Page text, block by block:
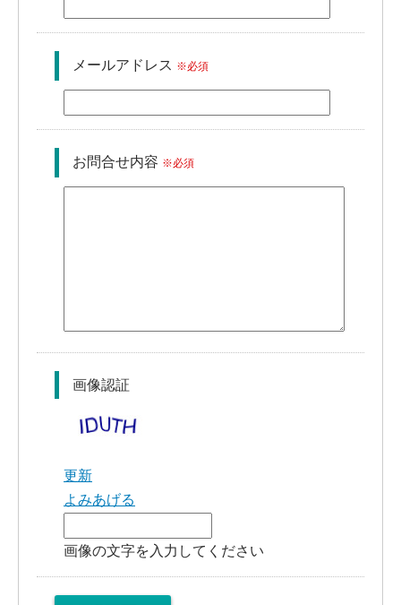
メールアドレス ※必須
お問合せ内容 ※必須
画像認証
更新
よみあげる
画像の文字を入力してください